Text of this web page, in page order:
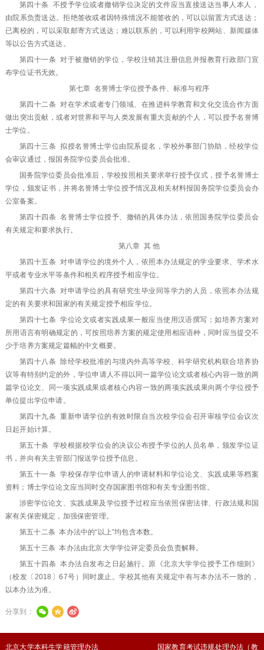
第四十条 不授予学位或者撤销学位决定的文件应当直接送达当事人本人，
由院系负责送达。拒绝签收或者因特殊情况不能签收的，可以以留置方式送达；
已离校的，可以采取邮寄方式送达；难以联系的，可以利用学校网站、新闻媒体
等以公告方式送达。
第四十一条 对于被撤销的学位，学校注销其注册信息并报教育行政部门宣
布学位证书无效。
第七章 名誉博士学位授予条件、标准与程序
第四十二条 对在学术或者专门领域、在推进科学教育和文化交流合作方面
做出突出贡献，或者对世界和平与人类发展有重大贡献的个人，可以授予名誉博
士学位。
第四十三条 拟授名誉博士学位由院系提名，学校外事部门协助，经校学位
会审议通过，报国务院学位委员会批准。
国务院学位委员会批准后，学校按照相关要求举行授予仪式，授予名誉博士
学位，颁发证书，并将名誉博士学位授予情况及相关材料报国务院学位委员会办
公室备案。
第四十四条 名誉博士学位授予、撤销的具体办法，依照国务院学位委员会
有关规定和要求执行。
第八章 其 他
第四十五条 对申请学位的境外个人，依照本办法规定的学业要求、学术水
平或者专业水平等条件和相关程序授予相应学位。
第四十六条 对申请学位的具有研究生毕业同等学力的人员，依照本办法规
定的有关要求和国家的有关规定授予相应学位。
第四十七条 学位论文或者实践成果一般应当使用汉语撰写；如培养方案对
所用语言有明确规定的，可按照培养方案的规定使用相应语种，同时应当提交不
少于培养方案规定篇幅的中文概要。
第四十八条 除经学校批准的与境内外高等学校、科学研究机构联合培养协
议等有特别约定的外，学位申请人不得以同一篇学位论文或者核心内容一致的两
篇学位论文、同一项实践成果或者核心内容一致的两项实践成果向两个学位授予
单位提出学位申请。
第四十九条 重新申请学位的有效时限自当次校学位会召开审核学位会议次
日起开始计算。
第五十条 学校根据校学位会的决议公布授予学位的人员名单，颁发学位证
书，并向有关主管部门报送学位授予信息。
第五十一条 学校保存学位申请人的申请材料和学位论文、实践成果等档案
资料；博士学位论文应当同时交存国家图书馆和有关专业图书馆。
涉密学位论文、实践成果及学位授予过程应当依照保密法律、行政法规和国
家有关保密规定，加强保密管理。
第五十二条 本办法中的“以上”均包含本数。
第五十三条 本办法由北京大学学位评定委员会负责解释。
第五十四条 本办法自发布之日起施行。原《北京大学学位授予工作细则》
（校发〔2018〕67号）同时废止。学校其他有关规定中有与本办法不一致的，
以本办法为准。
分享到：
北京大学本科生学籍管理办法 国家教育考试违规处理办法（教